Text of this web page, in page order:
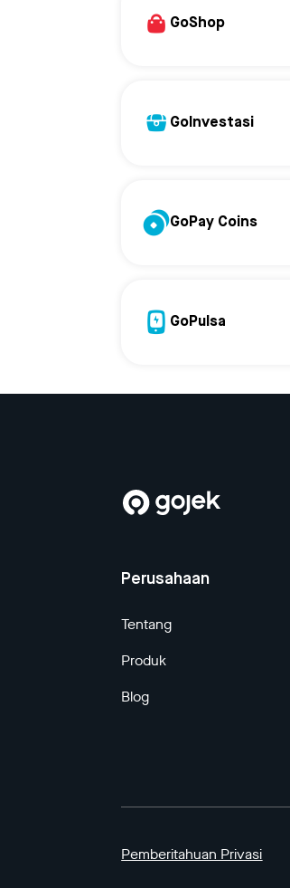
GoShop
GoInvestasi
GoPay Coins
GoPulsa
Perusahaan
Tentang
Produk
Blog
Pemberitahuan Privasi